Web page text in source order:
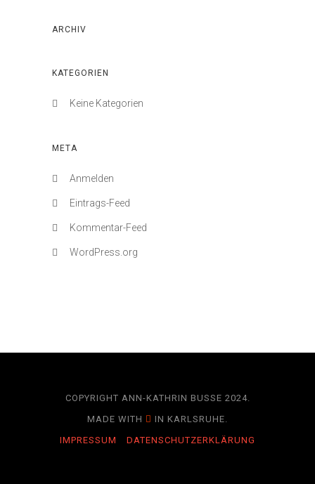
ARCHIV
KATEGORIEN
Keine Kategorien
META
Anmelden
Eintrags-Feed
Kommentar-Feed
WordPress.org
COPYRIGHT ANN-KATHRIN BUSSE 2024.
MADE WITH
IN KARLSRUHE.
IMPRESSUM
DATENSCHUTZERKLÄRUNG